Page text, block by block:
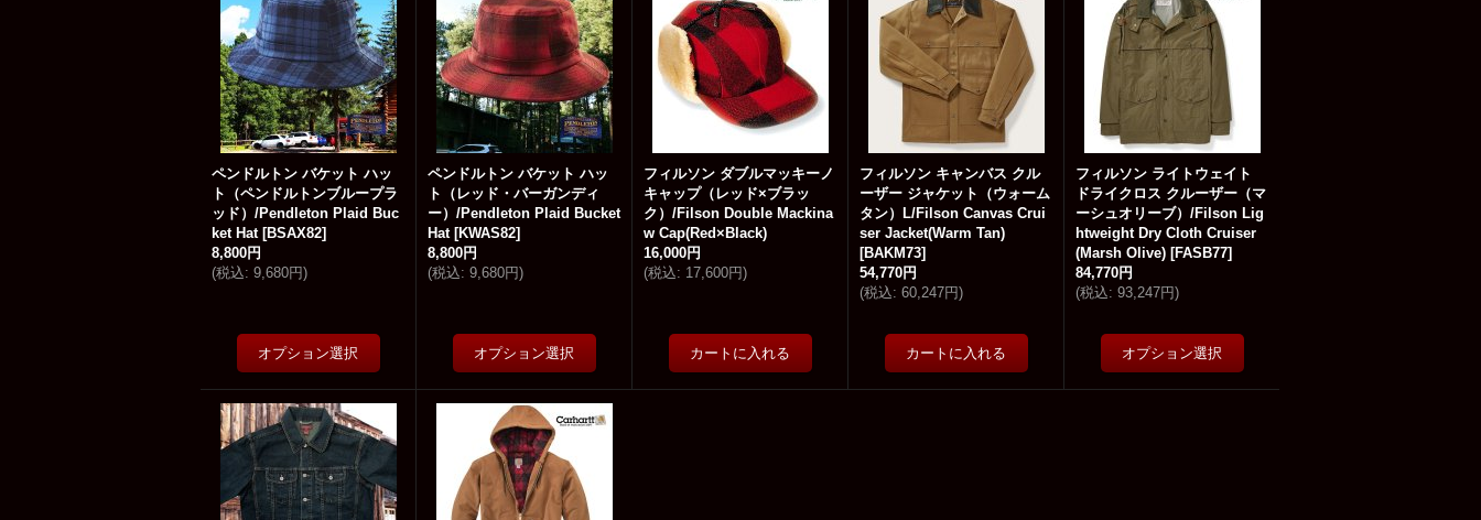
ペンドルトン バケット ハッ
ト（ペンドルトンブループラ
ッド）/Pendleton Plaid Buc
ket Hat [BSAX82]
8,800円
(税込: 9,680円)
ペンドルトン バケット ハッ
ト（レッド・バーガンディ
ー）/Pendleton Plaid Bucket
Hat [KWAS82]
8,800円
(税込: 9,680円)
フィルソン ダブルマッキーノ
キャップ（レッド×ブラッ
ク）/Filson Double Mackina
w Cap(Red×Black)
16,000円
(税込: 17,600円)
フィルソン キャンバス クル
ーザー ジャケット（ウォーム
タン）L/Filson Canvas Crui
ser Jacket(Warm Tan)
[BAKM73]
54,770円
(税込: 60,247円)
フィルソン ライトウェイト
ドライクロス クルーザー（マ
ーシュオリーブ）/Filson Lig
htweight Dry Cloth Cruiser
(Marsh Olive) [FASB77]
84,770円
(税込: 93,247円)